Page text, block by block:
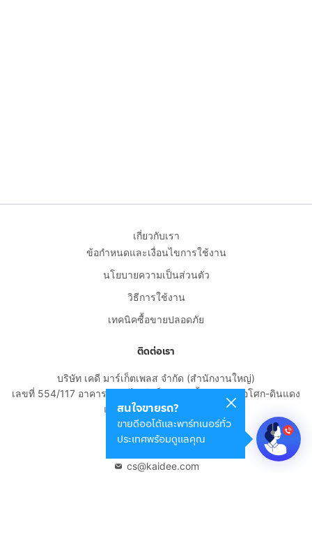
สนใจขายรถ?
ขายดีออโต้และพาร์ทเนอร์ทั่ว
ประเทศพร้อมดูแลคุณ
เกี่ยวกับเรา
ข้อกำหนดและเงื่อนไขการใช้งาน
นโยบายความเป็นส่วนตัว
วิธีการใช้งาน
เทคนิคซื้อขายปลอดภัย
ติดต่อเรา
บริษัท เคดี มาร์เก็ตเพลส จำกัด (สำนักงานใหญ่)
เลขที่ 554/117 อาคารสกายไนน์ เซ็นเตอร์ ชั้น 22 ถนนอโศก-ดินแดง
แขวงดินแดง เขตดินแดง
กรุงเทพมหานคร 10400
cs@kaidee.com